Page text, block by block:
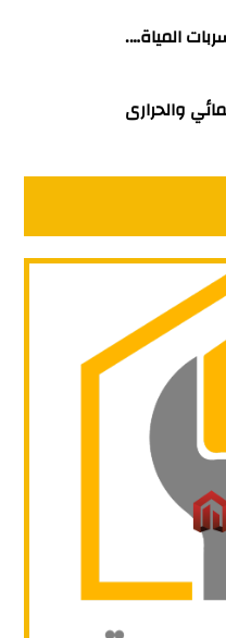
المياة….
والحرارى